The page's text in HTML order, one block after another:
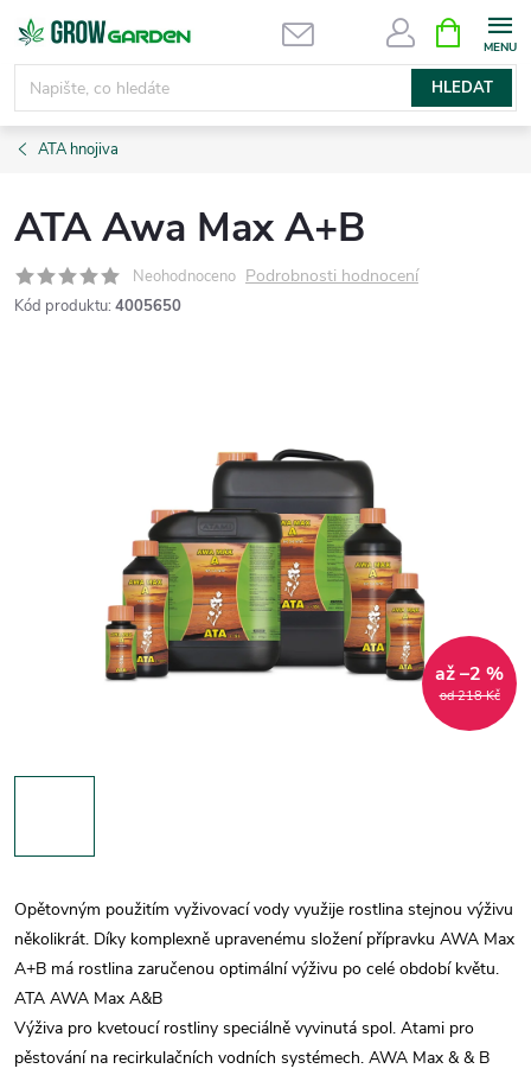
Přejít
obsah
HLEDAT
NÁKUPNÍ
KOŠÍK
ATA hnojiva
ATA Awa Max A+B
Neohodnoceno Podrobnosti hodnocení
Kód produktu: 4005650
od 218 Kč
až –2 %
Opětovným použitím vyživovací vody využije rostlina stejnou výživu
několikrát. Díky komplexně upravenému složení přípravku AWA Max
A+B má rostlina zaručenou optimální výživu po celé období květu.
ATA AWA Max A&B
Výživa pro kvetoucí rostliny speciálně vyvinutá spol. Atami pro
pěstování na recirkulačních vodních systémech. AWA Max & & B